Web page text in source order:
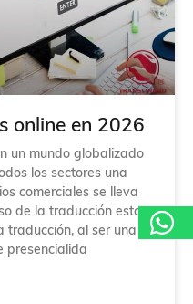
online en 2026
un mundo globalizado
los sectores una
comerciales se lleva
de la traducción esto
traducción, al ser una
presencialida